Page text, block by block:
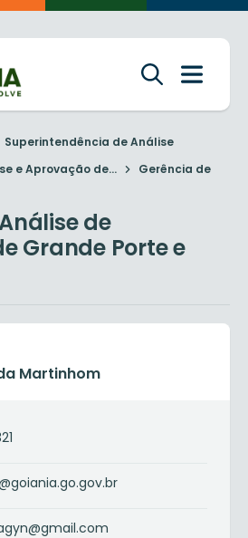
Superintendência de Análise
e Aprovação de...
Gerência de
de
Grande Porte e
Martinhom